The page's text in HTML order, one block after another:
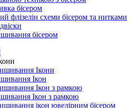
бісером
флізелін схеми бісером та нитками
бісером
Ікони
Ікон
Ікон з рамкою
Ікон з рамкою
ікон ювелірним бісером